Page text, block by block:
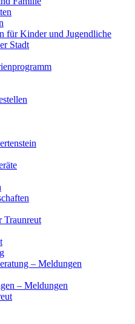
für Kinder und Jugendliche
Stadt
Traunreut
– Meldungen
– Meldungen